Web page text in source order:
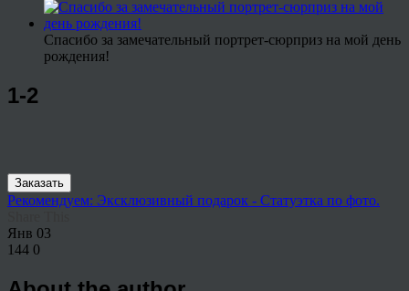
Спасибо за замечательный портрет-сюрприз на мой день
рождения!
1-2
Заказать
Рекомендуем: Эксклюзивный подарок - Статуэтка по фото.
Янв 03
144 0